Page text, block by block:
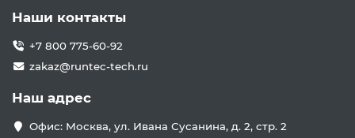
Наши контакты
+7 800 775-60-92
zakaz@runtec-tech.ru
Наш адрес
Офис: Москва, ул. Ивана Сусанина, д. 2, стр. 2